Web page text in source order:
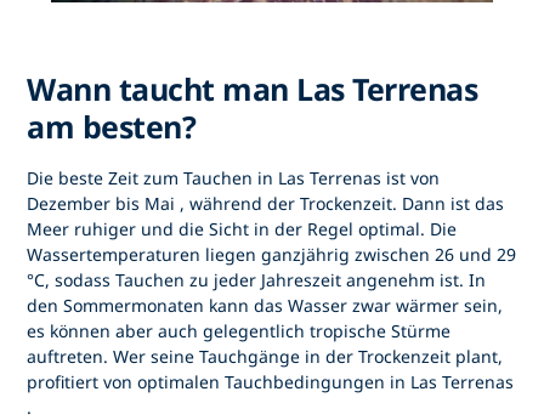
Wann taucht man Las Terrenas
am besten?
Die beste Zeit zumTauchen in Las Terrenas ist von
Dezember bis Mai , während der Trockenzeit. Dann ist das
Meer ruhiger und die Sicht in der Regel optimal. Die
Wassertemperaturen liegen ganzjährig zwischen 26 und 29
°C, sodass Tauchen zu jeder Jahreszeit angenehm ist. In
den Sommermonaten kann das Wasser zwar wärmer sein,
es können aber auch gelegentlich tropische Stürme
auftreten. Wer seine Tauchgänge in der Trockenzeit plant,
profitiert von optimalenTauchbedingungen in Las Terrenas
.